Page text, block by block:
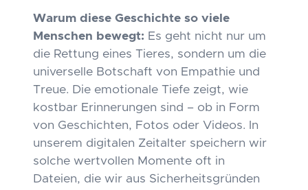
Warum diese Geschichte so viele
Menschen bewegt: Es geht nicht nur um
die Rettung eines Tieres, sondern um die
universelle Botschaft von Empathie und
Treue. Die emotionale Tiefe zeigt, wie
kostbar Erinnerungen sind – ob in Form
von Geschichten, Fotos oder Videos. In
unserem digitalen Zeitalter speichern wir
solche wertvollen Momente oft in
Dateien, die wir aus Sicherheitsgründen